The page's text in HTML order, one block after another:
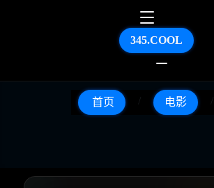
345.COOL
首页 电影